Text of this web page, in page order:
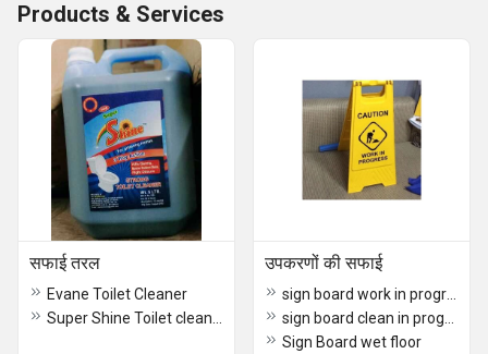
Products & Services
सफाई तरल
Evane Toilet Cleaner
उपकरणों की सफाई
Sign Board wet floor